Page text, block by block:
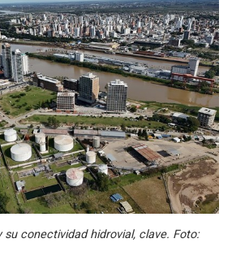
su conectividad hidrovial, clave. Foto: